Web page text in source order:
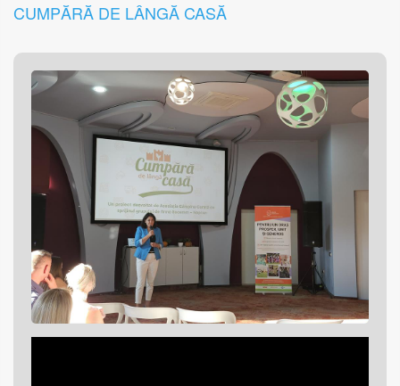
CUMPĂRĂ DE LÂNGĂ CASĂ